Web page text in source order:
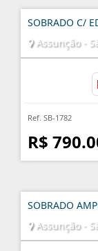
SOBRADO C/
Assunção -
Ref. SB-1782
R$
SOBRADO
Assunção -